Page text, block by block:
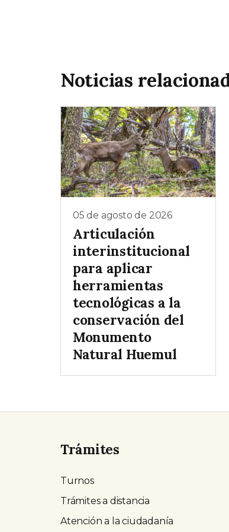
Noticias
05 de agosto de 2026
Articulación
interinstitucional
para aplicar
herramientas
tecnológicas a la
conservación del
Monumento
Natural Huemul
Trámites
Turnos
Trámites a distancia
Atención a la ciudadanía